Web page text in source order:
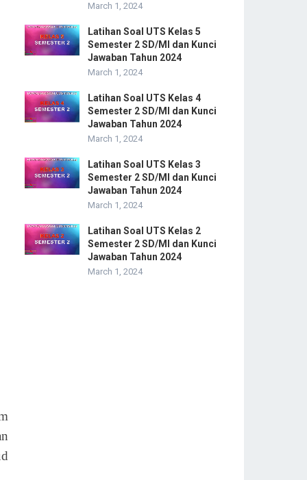
March 1, 2024
Latihan Soal UTS Kelas 5
Semester 2 SD/MI dan Kunci
Jawaban Tahun 2024
March 1, 2024
Latihan Soal UTS Kelas 4
Semester 2 SD/MI dan Kunci
Jawaban Tahun 2024
March 1, 2024
Latihan Soal UTS Kelas 3
Semester 2 SD/MI dan Kunci
Jawaban Tahun 2024
March 1, 2024
Latihan Soal UTS Kelas 2
Semester 2 SD/MI dan Kunci
Jawaban Tahun 2024
March 1, 2024